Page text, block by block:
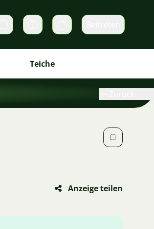
DirektnachrichtenWarenkorb
Teiche
Anzeige teilen